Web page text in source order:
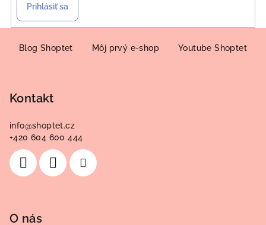
Prihlásiť sa
Blog Shoptet Môj prvý e-shop Youtube Shoptet
Kontakt
info@shoptet.cz
+420 604 600 444
O nás